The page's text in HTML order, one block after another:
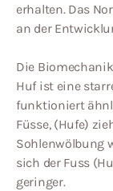
erhalten. Das
an der
Die
Huf ist eine
funktioniert
Füsse, (Hufe)
Sohlenwölbung
sich der Fuss
geringer.